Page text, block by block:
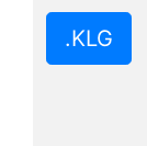
.KLG